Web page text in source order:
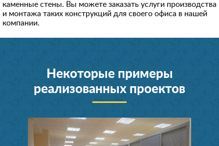
каменные стены. Вы можете заказать услуги производства
и монтажа таких конструкций для своего офиса в нашей
компании.
Некоторые примеры
реализованных проектов